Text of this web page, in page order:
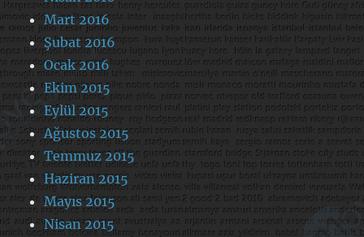
Mart 2016
Şubat 2016
Ocak 2016
Ekim 2015
Eylül 2015
Ağustos 2015
Temmuz 2015
Haziran 2015
Mayıs 2015
Nisan 2015